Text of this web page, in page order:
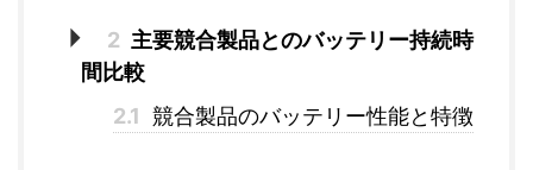
2 主要競合製品とのバッテリー持続時
間比較
2.1 競合製品のバッテリー性能と特徴